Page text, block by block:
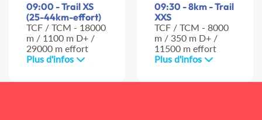
09:00 - Trail XS
(25-44km-effort)
TCF / TCM - 18000
m / 1100 m D+ /
29000 m effort
Plus d'infos
09:30 - 8km - Trail
XXS
TCF / TCM - 8000
m / 350 m D+ /
11500 m effort
Plus d'infos